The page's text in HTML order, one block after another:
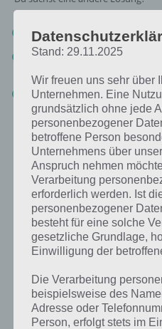
Tägliches BONUS Rätsel: Zur
Rätsel aus dem Jahr 2018:
Zur Übersicht:4 Bilder 1 Wort
2019!
Stand: 29.11.2025
Wir freuen uns sehr über
Unternehmen. Eine
grundsätzlich ohne jede
personenbezogener
betroffene Person
Unternehmens über
Anspruch nehmen
Verarbeitung
erforderlich werden. Ist
personenbezogener
besteht für eine solche
gesetzliche Grundlage,
Einwilligung der
Die Verarbeitung
beispielsweise des
Adresse oder
Person, erfolgt stets im